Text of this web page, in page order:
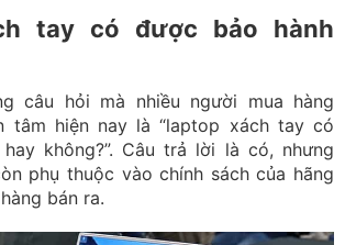
tay có được bảo hành
câu hỏi mà nhiều người mua hàng
tâm hiện nay là “laptop xách tay có
không?”. Câu trả lời là có, nhưng
phụ thuộc vào chính sách của hãng
bán ra.